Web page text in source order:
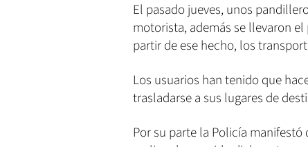
El pasado jueves, unos
motorista, además se llevaron
partir de ese hecho, los
Los usuarios han tenido que
trasladarse a sus lugares de
Por su parte la Policía